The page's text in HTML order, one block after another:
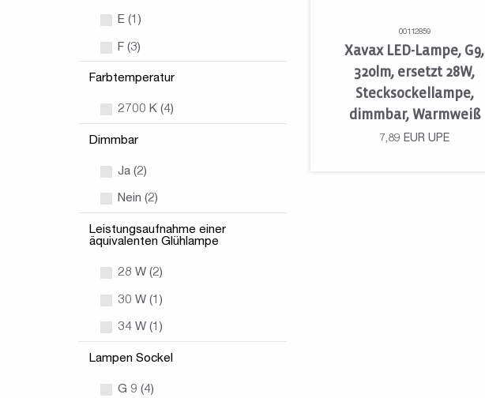
E (1)
F (3)
Farbtemperatur
2700 K (4)
Dimmbar
Ja (2)
Nein (2)
Leistungsaufnahme einer
äquivalenten Glühlampe
28 W (2)
30 W (1)
34 W (1)
Lampen Sockel
G 9 (4)
00112859
Xavax LED-Lampe, G9,
320lm, ersetzt 28W,
Stecksockellampe,
dimmbar, Warmweiß
7,89 EUR UPE